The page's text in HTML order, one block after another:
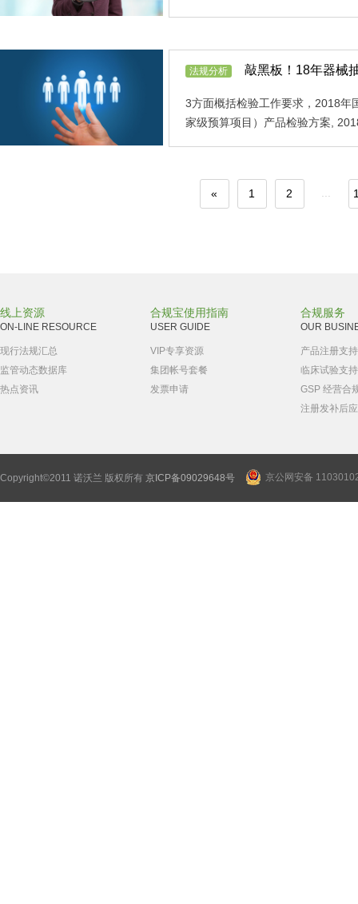
法规分析 敲黑板！18年器械
3方面概括检验工作要求，2018年
家级预算项目）产品检验方案,
« 1 2 ...
线上资源
ON-LINE RESOURCE
现行法规汇总
监管动态数据库
热点资讯
合规宝使用指南
USER GUIDE
VIP专享资源
集团帐号套餐
发票申请
合规服务
OUR
产品注册支持
临床试验支持
GSP 经营合
注册发补后
Copyright©2011 诺沃兰 版权所有 京ICP备09029648号 京公网安备